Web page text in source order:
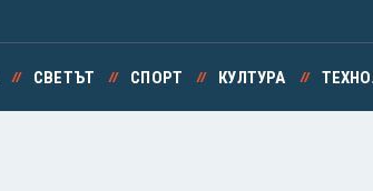
СВЕТЪТ СПОРТ КУЛТУРА